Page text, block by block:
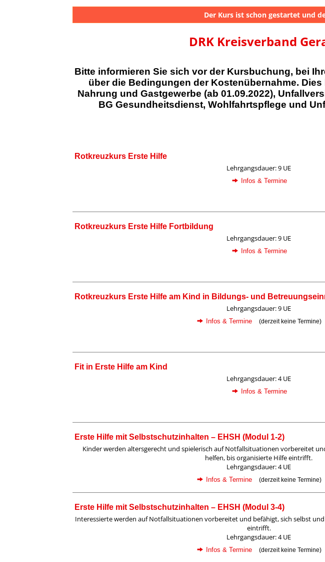
Der Kurs ist schon gestartet und
DRK Kreisverband
Bitte informieren Sie sich vor der Kursbuchung, bei
über die Bedingungen der Kostenübernahme.
Nahrung und Gastgewerbe (ab 01.09.2022),
BG Gesundheitsdienst, Wohlfahrtspflege und
Rotkreuzkurs Erste Hilfe
Lehrgangsdauer: 9 UE
Infos & Termine
Rotkreuzkurs Erste Hilfe Fortbildung
Lehrgangsdauer: 9 UE
Infos & Termine
Rotkreuzkurs Erste Hilfe am Kind in Bildungs- und
Lehrgangsdauer: 9 UE
Infos & Termine (derzeit keine Termine)
Fit in Erste Hilfe am Kind
Lehrgangsdauer: 4 UE
Infos & Termine
Erste Hilfe mit Selbstschutzinhalten – EHSH (Modul 1-2)
Kinder werden altersgerecht und spielerisch auf Notfallsituationen vorbereitet
helfen, bis organisierte Hilfe eintrifft.
Lehrgangsdauer: 4 UE
Infos & Termine (derzeit keine Termine)
Erste Hilfe mit Selbstschutzinhalten – EHSH (Modul 3-4)
Interessierte werden auf Notfallsituationen vorbereitet und befähigt, sich selbst
eintrifft.
Lehrgangsdauer: 4 UE
Infos & Termine (derzeit keine Termine)